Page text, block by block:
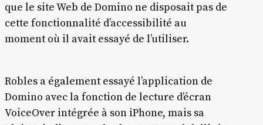
que le site Web de Domino ne disposait pas de
cette fonctionnalité d’accessibilité au
moment où il avait essayé de l’utiliser.
Robles a également essayé l’application de
Domino avec la fonction de lecture d’écran
VoiceOver intégrée à son iPhone, mais sa